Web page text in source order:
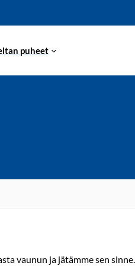
puheet
vaunun ja jätämme sen